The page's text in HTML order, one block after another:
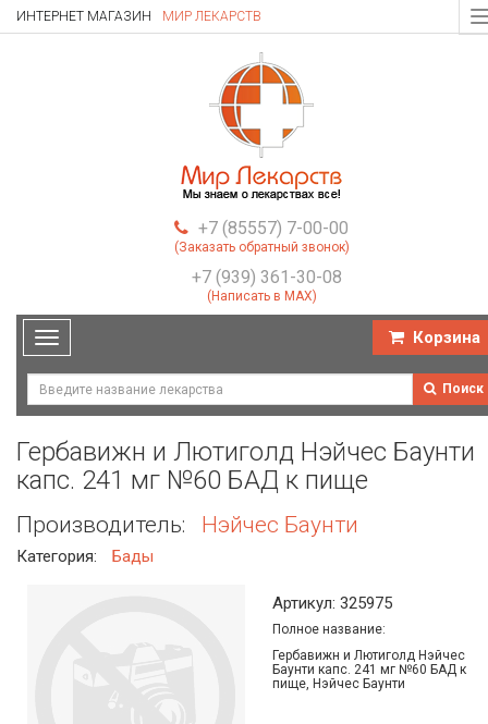
ИНТЕРНЕТ МАГАЗИН МИР ЛЕКАРСТВ
+7 (85557) 7-00-00
(Заказать обратный звонок)
+7 (939) 361-30-08
(Написать в MAX)
Toggle
navigation
Корзина
Поиск
Гербавижн и Лютиголд Нэйчес Баунти
капс. 241 мг №60 БАД к пище
Производитель: Нэйчес Баунти
Категория: Бады
Артикул: 325975
Полное название:
Гербавижн и Лютиголд Нэйчес
Баунти капс. 241 мг №60 БАД к
пище, Нэйчес Баунти